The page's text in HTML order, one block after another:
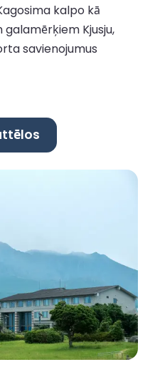
kalpo kā
Kjusju,
savienojumus